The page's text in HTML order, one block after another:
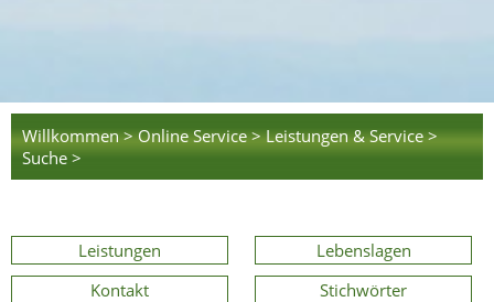
Willkommen > Online Service > Leistungen & Service >
Suche >
Leistungen
Lebenslagen
Kontakt
Stichwörter